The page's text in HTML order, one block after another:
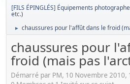
[FILS ÉPINGLÉS] Équipements
etc.)
► chaussures pour l'affût dans le froid
chaussures pour
froid (mais pas
Démarré par PM, 10 Novembre 2010,